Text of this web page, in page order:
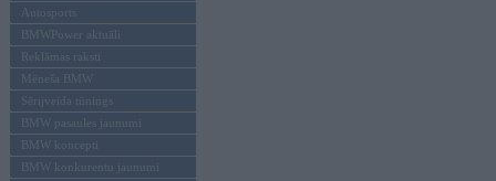
Autosports
BMWPower aktuāli
Reklāmas raksti
Mēneša BMW
Sērijveida tūnings
BMW pasaules jaunumi
BMW koncepti
BMW konkurentu jaunumi